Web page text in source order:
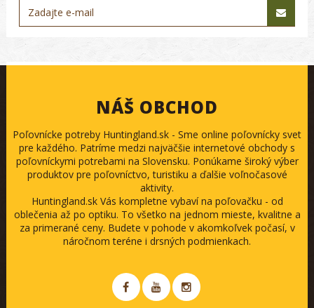
NÁŠ OBCHOD
Poľovnícke potreby Huntingland.sk - Sme online poľovnícky svet
pre každého. Patríme medzi najväčšie internetové obchody s
poľovníckymi potrebami na Slovensku. Ponúkame široký výber
produktov pre poľovníctvo, turistiku a ďalšie voľnočasové
aktivity.
Huntingland.sk Vás kompletne vybaví na poľovačku - od
oblečenia až po optiku. To všetko na jednom mieste, kvalitne a
za primerané ceny. Budete v pohode v akomkoľvek počasí, v
náročnom teréne i drsných podmienkach.